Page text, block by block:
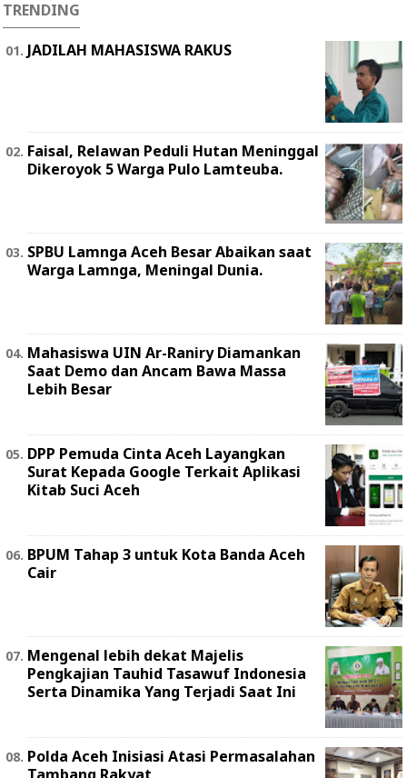
TRENDING
JADILAH MAHASISWA RAKUS
Faisal, Relawan Peduli Hutan Meninggal
Dikeroyok 5 Warga Pulo Lamteuba.
SPBU Lamnga Aceh Besar Abaikan saat
Warga Lamnga, Meningal Dunia.
Mahasiswa UIN Ar-Raniry Diamankan
Saat Demo dan Ancam Bawa Massa
Lebih Besar
DPP Pemuda Cinta Aceh Layangkan
Surat Kepada Google Terkait Aplikasi
Kitab Suci Aceh
BPUM Tahap 3 untuk Kota Banda Aceh
Cair
Mengenal lebih dekat Majelis
Pengkajian Tauhid Tasawuf Indonesia
Serta Dinamika Yang Terjadi Saat Ini
Polda Aceh Inisiasi Atasi Permasalahan
Tambang Rakyat